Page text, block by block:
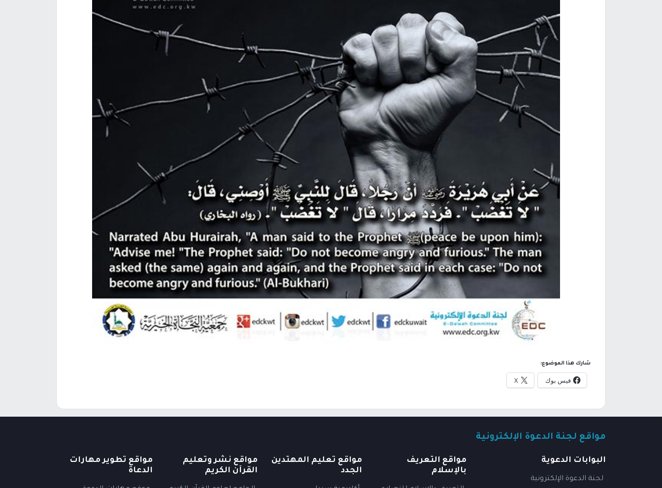
شارك هذا الموضوع:
فيس بوك X
مواقع لجنة الدعوة الإلكترونية
البوابات الدعوية
لجنة الدعوة الإلكترونية
مواقع التعريف
بالإسلام
مواقع تعليم المهتدين
الجدد
مواقع نشر وتعليم
القرآن الكريم
مواقع تطوير مهارات
الدعاة